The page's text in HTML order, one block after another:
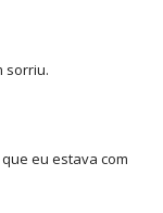
sorriu.
eu estava com